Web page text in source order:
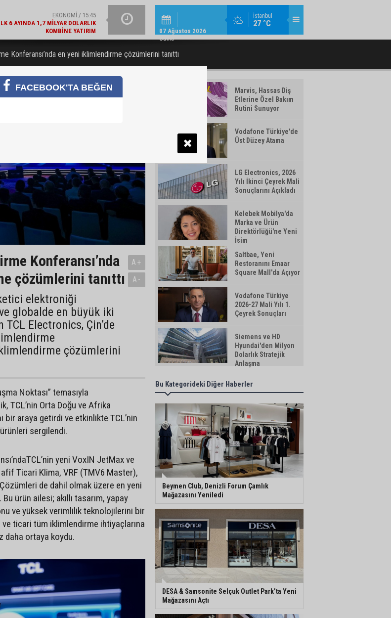
İstanbul
27 °C
07 Ağustos 2026
Cuma
GÜNCEL / 15:21
DERNEĞI'NDEN 2030 UYARISI
MODA / TREND / 14:18
YAZIN IŞILTISINI TAMAMLAYAN MAKYAJ ÜRÜNLERI WATSONS
TÜRK TELEKOM’DAN YILIN İLK
Konferansı’nda en yeni iklimlendirme çözümlerini tanıttı
Konferansı’nda
çözümlerini tanıttı
elektroniği
globalde en büyük iki
Electronics, Çin’de
çözümlerini
A+
A-
Noktası” temasıyla
TCL’nin Orta Doğu ve Afrika
bir araya getirdi ve etkinlikte TCL’nin
sergilendi.
yeni VoxIN JetMax ve
Ticari Klima, VRF (TMV6 Master),
de dahil olmak üzere en yeni
ürün ailesi; akıllı tasarım, yapay
ve yüksek verimlilik teknolojilerini bir
ticari tüm iklimlendirme ihtiyaçlarına
daha ortaya koydu.
Marvis, Hassas Diş
Etlerine Özel Bakım
Rutini Sunuyor
Vodafone Türkiye'de
Üst Düzey Atama
LG Electronics, 2026
Yılı İkinci Çeyrek Mali
Sonuçlarını Açıkladı
Kelebek Mobilya'da
Marka ve Ürün
Direktörlüğü'ne Yeni
İsim
Saltbae, Yeni
Restoranını Emaar
Square Mall'da Açıyor
Vodafone Türkiye
2026-27 Mali Yılı 1.
Çeyrek Sonuçları
Siemens ve HD
Hyundai'den Milyon
Dolarlık Stratejik
Anlaşma
Bu Kategorideki Diğer Haberler
Beymen Club, Denizli Forum Çamlık
Mağazasını Yeniledi
DESA & Samsonite Selçuk Outlet Park’ta Yeni
Mağazasını Açtı
FACEBOOK'TA BEĞEN